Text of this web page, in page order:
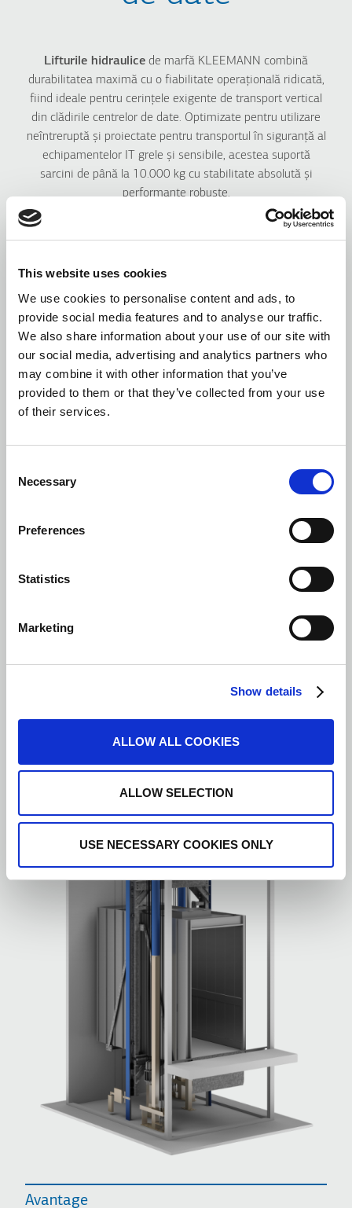
This website uses cookies
We use cookies to personalise content and ads, to
provide social media features and to analyse our traffic.
We also share information about your use of our site with
our social media, advertising and analytics partners who
may combine it with other information that you’ve
provided to them or that they’ve collected from your use
of their services.
Selection
Necessary
Preferences
Statistics
Marketing
Show details
ALLOW ALL COOKIES
ALLOW SELECTION
USE NECESSARY COOKIES ONLY
Lifturile hidraulice de marfă KLEEMANN combină
durabilitatea maximă cu o fiabilitate operațională ridicată,
fiind ideale pentru cerințele exigente de transport vertical
din clădirile centrelor de date. Optimizate pentru utilizare
neîntreruptă și proiectate pentru transportul în siguranță al
echipamentelor IT grele și sensibile, acestea suportă
sarcini de până la 10.000 kg cu stabilitate absolută și
performanțe robuste.
Cu dimensiuni compatibile cu stivuitoarele, uși
permit transportul sigur al rackurilor de servere, sistemelor
Proiectate pentru utilizare intensivă și pe termen lung,
lifturile hidraulicede marfă KLEEMANN pot fi
configurate cu conformitate seismică completă (EN 81-77
sau ASME A17.1), respectând standardele stricte ale
mediilor de infrastructură critică.
performanței 24/7, actualizări de stare în timp real și
mentenanță preventivă prin date detaliate ale curselor și
Avantage